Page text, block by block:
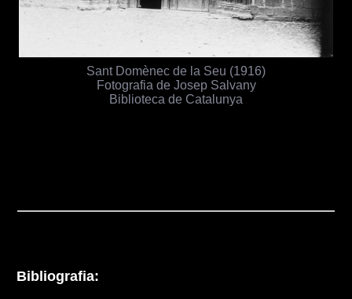
Sant Domènec de la Seu (1916)
Fotografia de Josep Salvany
Biblioteca de Catalunya
Bibliografia: